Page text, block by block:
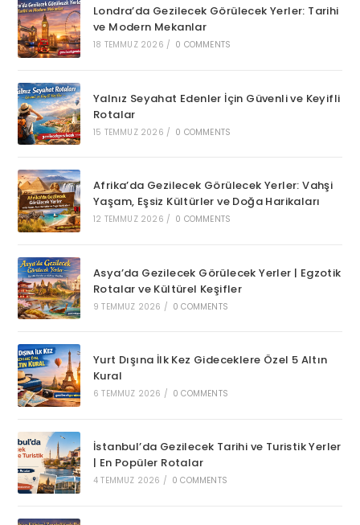
Londra’da Gezilecek Görülecek Yerler: Tarihi
ve Modern Mekanlar
18 TEMMUZ 2026 / 0 COMMENTS
Yalnız Seyahat Edenler İçin Güvenli ve Keyifli
Rotalar
15 TEMMUZ 2026 / 0 COMMENTS
Afrika’da Gezilecek Görülecek Yerler: Vahşi
Yaşam, Eşsiz Kültürler ve Doğa Harikaları
12 TEMMUZ 2026 / 0 COMMENTS
Asya’da Gezilecek Görülecek Yerler | Egzotik
Rotalar ve Kültürel Keşifler
9 TEMMUZ 2026 / 0 COMMENTS
Yurt Dışına İlk Kez Gideceklere Özel 5 Altın
Kural
6 TEMMUZ 2026 / 0 COMMENTS
İstanbul’da Gezilecek Tarihi ve Turistik Yerler
| En Popüler Rotalar
4 TEMMUZ 2026 / 0 COMMENTS